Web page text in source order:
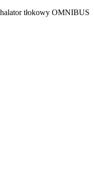
tłokowy OMNIBUS